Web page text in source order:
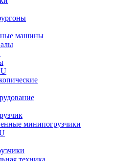
машины
минипогрузчики
техника